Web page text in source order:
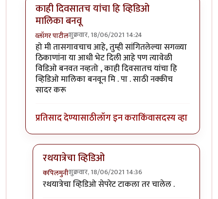
काही दिवसातच यांचा हि व्हिडिओ
मालिका बनवू
व्लॉगर पाटीलशुक्रवार, 18/06/2021 14:24
In reply toताकारी स्टेशनजवळ सोमेश्वर अभयारण्य.
हो मी तासगावचाच आहे, तुम्ही सांगितलेल्या सगळ्या
ठिकाणांना या आधी भेट दिली आहे पण त्यावेळी
विडिओ बनवत नव्हतो , काही दिवसातच यांचा हि
व्हिडिओ मालिका बनवून मि . पा . साठी नक्कीच
सादर करू
प्रतिसाद देण्यासाठीलॉग इन कराकिंवासदस्य व्हा
रथयात्रेचा व्हिडिओ
कपिलमुनीशुक्रवार, 18/06/2021 14:36
In reply toकाही दिवसातच यांचा हि व्हिडिओ मालिका
रथयात्रेचा व्हिडिओ सेपरेट टाकला तर चालेल .